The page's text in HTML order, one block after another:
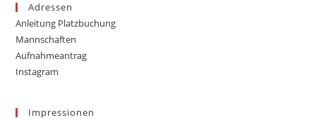
Adressen
Anleitung Platzbuchung
Mannschaften
Aufnahmeantrag
Instagram
Impressionen